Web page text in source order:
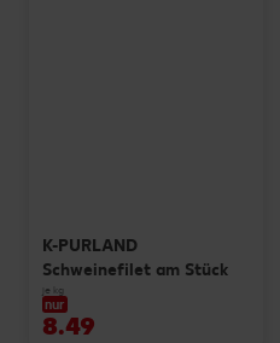
K-PURLAND
Schweinefilet am Stück
je kg
nur
8.49